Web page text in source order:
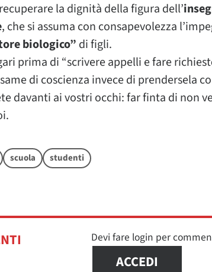
la dignità della figura dell’
, che si assuma con consapevolezza
biologico” di figli.
prima di “scrivere appelli e fare
di coscienza invece di prendersela
davanti ai vostri occhi: far finta di non
scuola studenti
Devi fare login per
ACCEDI